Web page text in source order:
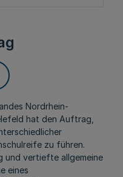
Nordrhein-
hat den Auftrag,
zu führen.
und vertiefte allgemeine
eines